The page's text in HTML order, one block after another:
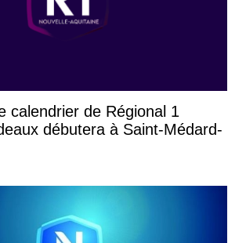
calendrier de Régional 1
débutera à Saint-Médard-